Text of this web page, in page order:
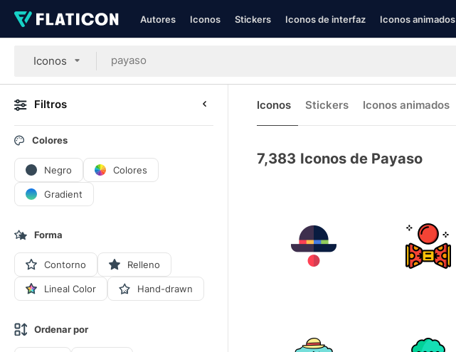
Autores Iconos Stickers Iconos de interfaz Iconos animados
Iconos
Filtros
Colores
Negro Colores
Gradient
Forma
Contorno Relleno
Lineal Color Hand-drawn
Ordenar por
Iconos Stickers Iconos animados
7,383 Iconos de Payaso